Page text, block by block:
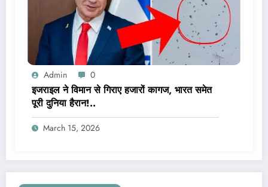
Admin 0
इजराइल ने विमान से गिराए हजारों कागज, भारत समेत
पूरी दुनिया हैरान!..
March 15, 2026